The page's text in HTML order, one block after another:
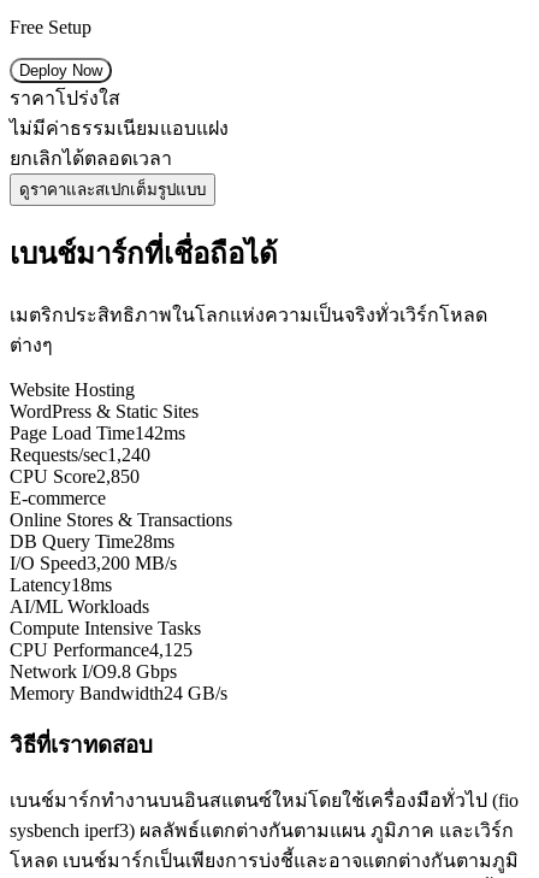
Free Setup
Deploy Now
ราคาโปร่งใส
ไม่มีค่าธรรมเนียมแอบแฝง
ยกเลิกได้ตลอดเวลา
ดูราคาและสเปกเต็มรูปแบบ
เบนช์มาร์กที่เชื่อถือได้
เมตริกประสิทธิภาพในโลกแห่งความเป็นจริงทั่วเวิร์กโหลด
ต่างๆ
Website Hosting
WordPress & Static Sites
Page Load Time142ms
Requests/sec1,240
CPU Score2,850
E-commerce
Online Stores & Transactions
DB Query Time28ms
I/O Speed3,200 MB/s
Latency18ms
AI/ML Workloads
Compute Intensive Tasks
CPU Performance4,125
Network I/O9.8 Gbps
Memory Bandwidth24 GB/s
วิธีที่เราทดสอบ
เบนช์มาร์กทำงานบนอินสแตนซ์ใหม่โดยใช้เครื่องมือทั่วไป (fio
sysbench iperf3) ผลลัพธ์แตกต่างกันตามแผน ภูมิภาค และเวิร์ก
โหลด เบนช์มาร์กเป็นเพียงการบ่งชี้และอาจแตกต่างกันตามภูมิ